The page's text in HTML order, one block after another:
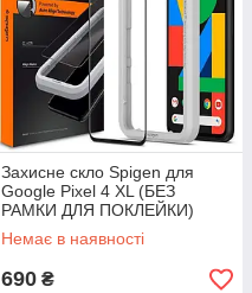
Захисне скло Spigen для
Google Pixel 4 XL (БЕЗ
РАМКИ ДЛЯ ПОКЛЕЙКИ)
(AGL00481)
Немає в наявності
690 ₴